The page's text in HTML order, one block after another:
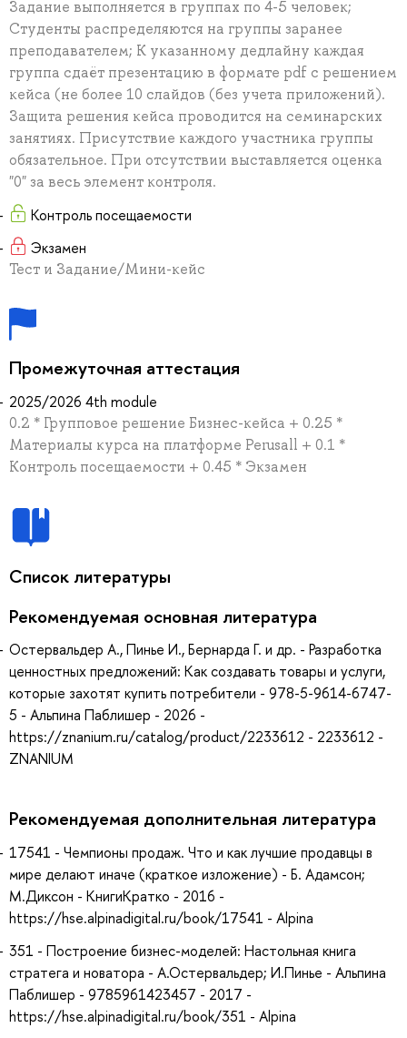
Задание выполняется в группах по 4-5 человек;
Студенты распределяются на группы заранее
преподавателем; К указанному дедлайну каждая
группа сдаёт презентацию в формате pdf c решением
кейса (не более 10 слайдов (без учета приложений).
Защита решения кейса проводится на семинарских
занятиях. Присутствие каждого участника группы
обязательное. При отсутствии выставляется оценка
"0" за весь элемент контроля.
Контроль посещаемости
Экзамен
Тест и Задание/Мини-кейс
Промежуточная аттестация
2025/2026 4th module
0.2 * Групповое решение Бизнес-кейса + 0.25 *
Материалы курса на платформе Perusall + 0.1 *
Контроль посещаемости + 0.45 * Экзамен
Список литературы
Рекомендуемая основная литература
Остервальдер А., Пинье И., Бернарда Г. и др. - Разработка
ценностных предложений: Как создавать товары и услуги,
которые захотят купить потребители - 978-5-9614-6747-
5 - Альпина Паблишер - 2026 -
https://znanium.ru/catalog/product/2233612 - 2233612 -
ZNANIUM
Рекомендуемая дополнительная литература
17541 - Чемпионы продаж. Что и как лучшие продавцы в
мире делают иначе (краткое изложение) - Б. Адамсон;
М.Диксон - КнигиКратко - 2016 -
https://hse.alpinadigital.ru/book/17541 - Alpina
351 - Построение бизнес-моделей: Настольная книга
стратега и новатора - А.Остервальдер; И.Пинье - Альпина
Паблишер - 9785961423457 - 2017 -
https://hse.alpinadigital.ru/book/351 - Alpina